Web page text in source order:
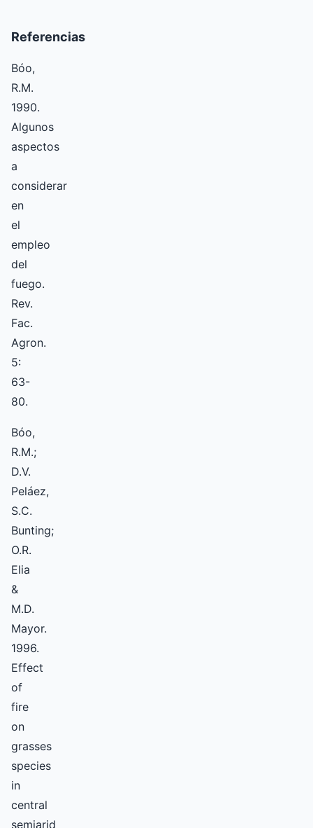
Referencias
Bóo,
R.M.
1990.
Algunos
aspectos
a
considerar
en
el
empleo
del
fuego.
Rev.
Fac.
Agron.
5:
63-
80.
Bóo,
R.M.;
D.V.
Peláez,
S.C.
Bunting;
O.R.
Elia
&
M.D.
Mayor.
1996.
Effect
of
fire
on
grasses
species
in
central
semiarid